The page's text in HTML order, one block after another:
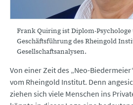
Frank Quiring ist Diplom-
Geschäftsführung des Rheingold
Gesellschaftsanalysen.
Von einer Zeit des „Neo-
vom Rheingold Institut. Denn
ziehen sich viele Menschen ins